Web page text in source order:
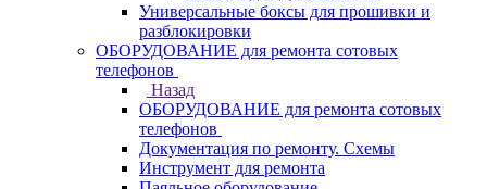
Универсальные боксы для прошивки и
разблокировки
ОБОРУДОВАНИЕ для ремонта сотовых
телефонов
Назад
ОБОРУДОВАНИЕ для ремонта сотовых
телефонов
Документация по ремонту. Схемы
Инструмент для ремонта